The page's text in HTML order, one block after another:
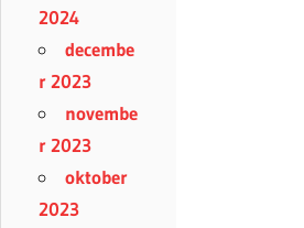
2024
decembe
r 2023
novembe
r 2023
oktober
2023